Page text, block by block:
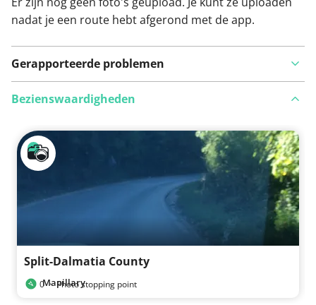
nadat je een route hebt afgerond met de app.
Gerapporteerde problemen
Bekijk op kaart
Iets opgevallen op deze route? Probleem toevoegen
Bezienswaardigheden
Split-Dalmatia County
0 · Photo stopping point
Mapillary